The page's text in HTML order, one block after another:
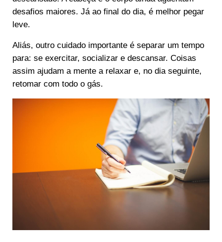
desafios maiores. Já ao final do dia, é melhor pegar
leve.
Aliás, outro cuidado importante é separar um tempo
para: se exercitar, socializar e descansar. Coisas
assim ajudam a mente a relaxar e, no dia seguinte,
retomar com todo o gás.